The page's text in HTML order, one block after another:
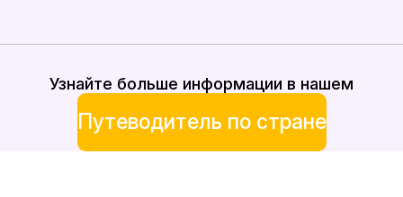
Узнайте больше информации в нашем
Путеводитель по стране